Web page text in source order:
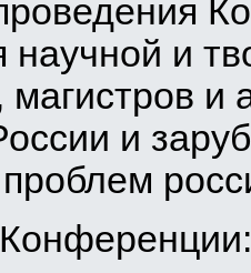
научной и
магистров
и